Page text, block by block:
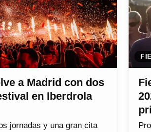
a Madrid con dos
en Iberdrola
jornadas y una gran cita